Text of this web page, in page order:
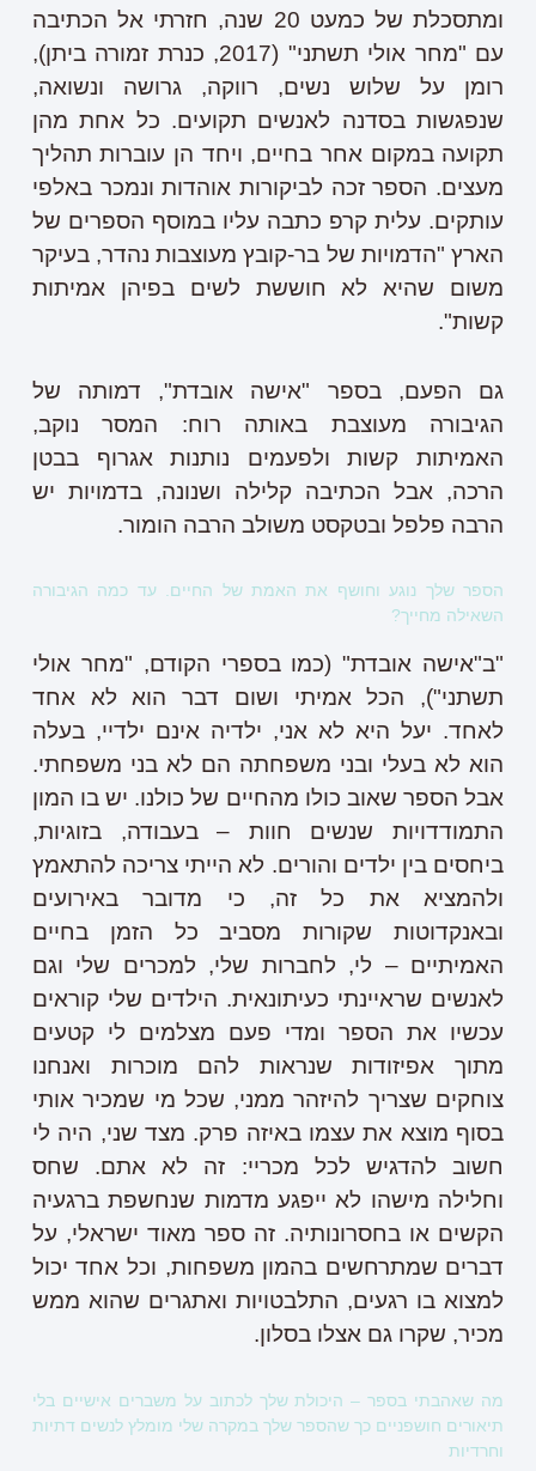
ומתסכלת של כמעט 20 שנה, חזרתי אל הכתיבה
עם "מחר אולי תשתני" (2017, כנרת זמורה ביתן),
רומן על שלוש נשים, רווקה, גרושה ונשואה,
שנפגשות בסדנה לאנשים תקועים. כל אחת מהן
תקועה במקום אחר בחיים, ויחד הן עוברות תהליך
מעצים. הספר זכה לביקורות אוהדות ונמכר באלפי
עותקים. עלית קרפ כתבה עליו במוסף הספרים של
הארץ "הדמויות של בר-קובץ מעוצבות נהדר, בעיקר
משום שהיא לא חוששת לשים בפיהן אמיתות
קשות".
גם הפעם, בספר "אישה אובדת", דמותה של
הגיבורה מעוצבת באותה רוח: המסר נוקב,
האמיתות קשות ולפעמים נותנות אגרוף בבטן
הרכה, אבל הכתיבה קלילה ושנונה, בדמויות יש
הרבה פלפל ובטקסט משולב הרבה הומור.
הספר שלך נוגע וחושף את האמת של החיים. עד כמה הגיבורה
השאילה מחייך?
"ב"אישה אובדת" (כמו בספרי הקודם, "מחר אולי
תשתני"), הכל אמיתי ושום דבר הוא לא אחד
לאחד. יעל היא לא אני, ילדיה אינם ילדיי, בעלה
הוא לא בעלי ובני משפחתה הם לא בני משפחתי.
אבל הספר שאוב כולו מהחיים של כולנו. יש בו המון
התמודדויות שנשים חוות – בעבודה, בזוגיות,
ביחסים בין ילדים והורים. לא הייתי צריכה להתאמץ
ולהמציא את כל זה, כי מדובר באירועים
ובאנקדוטות שקורות מסביב כל הזמן בחיים
האמיתיים – לי, לחברות שלי, למכרים שלי וגם
לאנשים שראיינתי כעיתונאית. הילדים שלי קוראים
עכשיו את הספר ומדי פעם מצלמים לי קטעים
מתוך אפיזודות שנראות להם מוכרות ואנחנו
צוחקים שצריך להיזהר ממני, שכל מי שמכיר אותי
בסוף מוצא את עצמו באיזה פרק. מצד שני, היה לי
חשוב להדגיש לכל מכריי: זה לא אתם. שחס
וחלילה מישהו לא ייפגע מדמות שנחשפת ברגעיה
הקשים או בחסרונותיה. זה ספר מאוד ישראלי, על
דברים שמתרחשים בהמון משפחות, וכל אחד יכול
למצוא בו רגעים, התלבטויות ואתגרים שהוא ממש
מכיר, שקרו גם אצלו בסלון.
מה שאהבתי בספר – היכולת שלך לכתוב על משברים אישיים בלי
תיאורים חושפניים כך שהספר שלך במקרה שלי מומלץ לנשים דתיות
וחרדיות